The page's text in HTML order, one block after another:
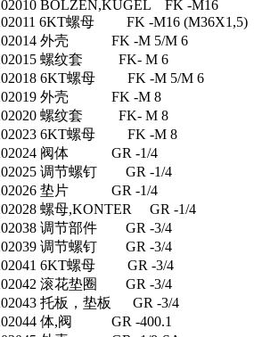
BOLZEN,KUGEL FK -M16
6KT螺母 FK -M16 (M36X1,5)
外壳 FK -M 5/M 6
螺纹套 FK- M 6
6KT螺母 FK -M 5/M 6
外壳 FK -M 8
螺纹套 FK- M 8
6KT螺母 FK -M 8
阀体 GR -1/4
调节螺钉 GR -1/4
垫片 GR -1/4
螺母,KONTER GR -1/4
调节部件 GR -3/4
调节螺钉 GR -3/4
6KT螺母 GR -3/4
滚花垫圈 GR -3/4
托板，垫板 GR -3/4
体,阀 GR -400.1